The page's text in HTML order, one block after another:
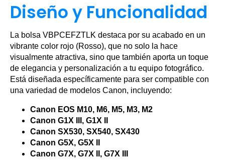
Diseño y Funcionalidad
La bolsa VBPCEFZTLK destaca por su acabado en un
vibrante color rojo (Rosso), que no solo la hace
visualmente atractiva, sino que también aporta un toque
de elegancia y personalización a tu equipo fotográfico.
Está diseñada específicamente para ser compatible con
una variedad de modelos Canon, incluyendo:
Canon EOS M10, M6, M5, M3, M2
Canon G1X III, G1X II
Canon SX530, SX540, SX430
Canon G5X, G5X II
Canon G7X, G7X II, G7X III